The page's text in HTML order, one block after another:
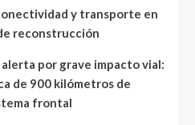
y transporte en
reconstrucción
por grave impacto vial:
de 900 kilómetros de
frontal